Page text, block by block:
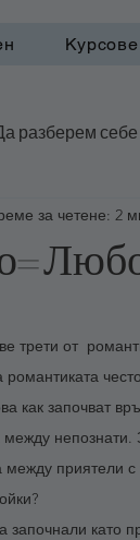
Курсове
разберем себе
за четене: 2
трети от
как започват
между приятели
започнали като